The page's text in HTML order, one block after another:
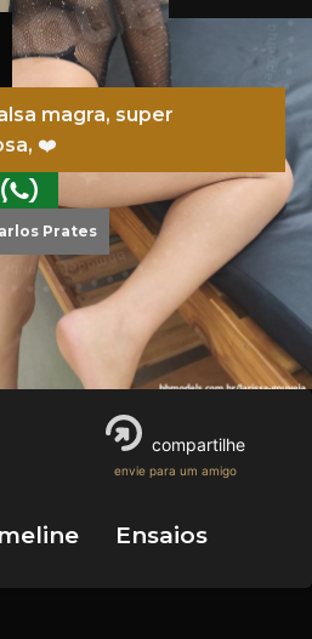
magra, super
❤️
Prates
Ensaios
compartilhe
envie para um amigo